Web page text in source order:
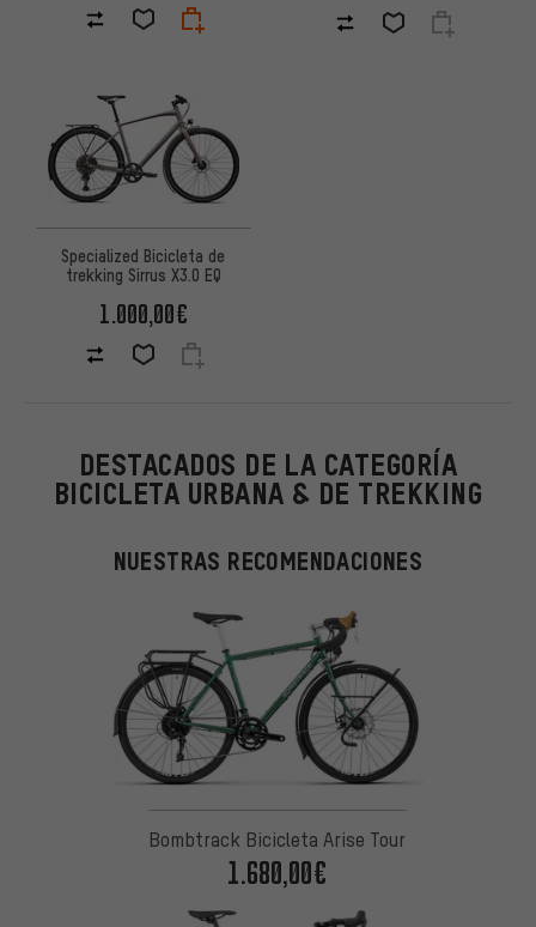
Specialized Bicicleta de
trekking Sirrus X3.0 EQ
1.000,00€
DESTACADOS DE LA CATEGORÍA
BICICLETA URBANA & DE TREKKING
NUESTRAS RECOMENDACIONES
Bombtrack Bicicleta Arise Tour
1.680,00€